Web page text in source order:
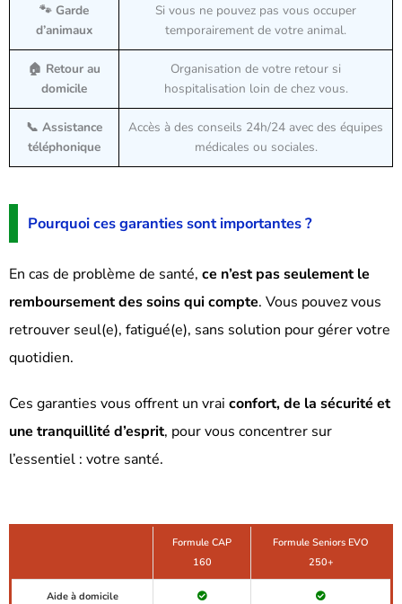
🐾 Garde
d’animaux
Si vous ne pouvez pas vous occuper
temporairement de votre animal.
🏠 Retour au
domicile
Organisation de votre retour si
hospitalisation loin de chez vous.
📞 Assistance
téléphonique
Accès à des conseils 24h/24 avec des équipes
médicales ou sociales.
Pourquoi ces garanties sont importantes ?
En cas de problème de santé, ce n’est pas seulement le
remboursement des soins qui compte. Vous pouvez vous
retrouver seul(e), fatigué(e), sans solution pour gérer votre
quotidien.
Ces garanties vous offrent un vrai confort, de la sécurité et
une tranquillité d’esprit, pour vous concentrer sur
l’essentiel : votre santé.
Formule CAP
160
Formule Seniors EVO
250+
Aide à domicile